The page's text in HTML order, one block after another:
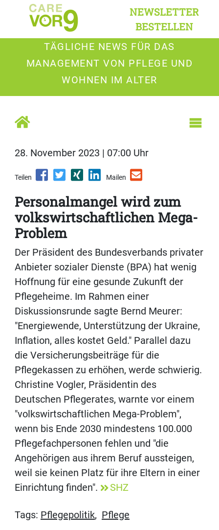
NEWSLETTER
BESTELLEN
TÄGLICHE NEWS FÜR DAS
MANAGEMENT VON PFLEGE UND
WOHNEN IM ALTER
28. November 2023 | 07:00 Uhr
Teilen Mailen
Personalmangel wird zum
volkswirtschaftlichen Mega-
Problem
Der Präsident des Bundesverbands privater
Anbieter sozialer Dienste (BPA) hat wenig
Hoffnung für eine gesunde Zukunft der
Pflegeheime. Im Rahmen einer
Diskussionsrunde sagte Bernd Meurer:
"Energiewende, Unterstützung der Ukraine,
Inflation, alles kostet Geld." Parallel dazu
die Versicherungsbeiträge für die
Pflegekassen zu erhöhen, werde schwierig.
Christine Vogler, Präsidentin des
Deutschen Pflegerates, warnte vor einem
"volkswirtschaftlichen Mega-Problem",
wenn bis Ende 2030 mindestens 100.000
Pflegefachpersonen fehlen und "die
Angehörigen aus ihrem Beruf aussteigen,
weil sie keinen Platz für ihre Eltern in einer
Einrichtung finden".
SHZ
Tags: Pflegepolitik, Pflege